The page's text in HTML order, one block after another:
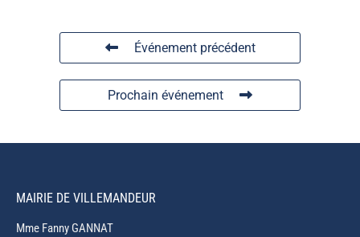
Événement précédent
Prochain événement
MAIRIE DE VILLEMANDEUR
Mme Fanny GANNAT